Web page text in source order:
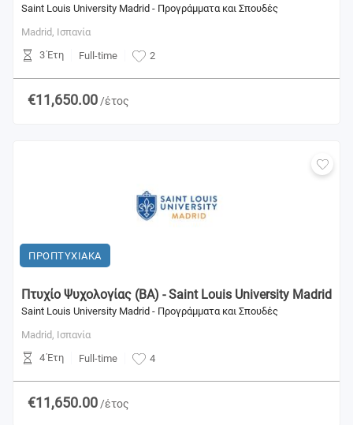
Saint Louis University Madrid - Προγράμματα και Σπουδές
Madrid, Ισπανία
3 Έτη
Full-time 2
€11,650.00 /έτος
ΠΡΟΠΤΥΧΙΑΚΑ
Πτυχίο Ψυχολογίας (BA) - Saint Louis University Madrid
Saint Louis University Madrid - Προγράμματα και Σπουδές
Madrid, Ισπανία
4 Έτη
Full-time 4
€11,650.00 /έτος